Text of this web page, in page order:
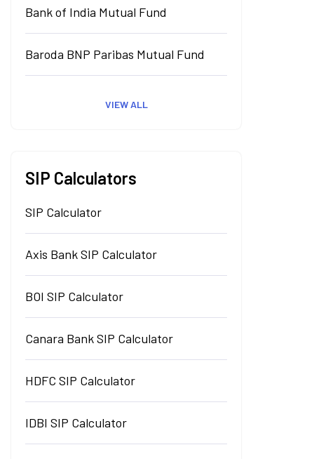
Bank of India Mutual Fund
Baroda BNP Paribas Mutual Fund
VIEW ALL
SIP Calculators
SIP Calculator
Axis Bank SIP Calculator
BOI SIP Calculator
Canara Bank SIP Calculator
HDFC SIP Calculator
IDBI SIP Calculator